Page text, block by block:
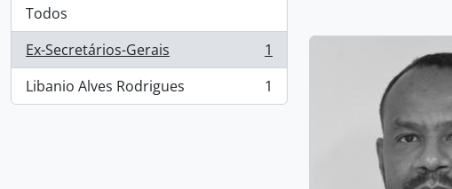
Todos
Ex-Secretários-Gerais
, 1 resultados
1
Libanio Alves Rodrigues
, 1 resultados 1